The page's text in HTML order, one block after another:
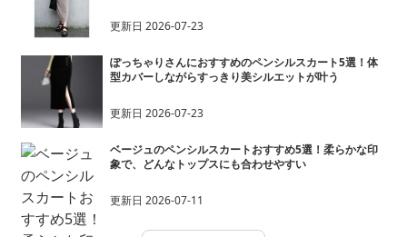
更新日 2026-07-23
ぽっちゃりさんにおすすめのペンシルスカート5選！体
型カバーしながらすっきり美シルエットが叶う
更新日 2026-07-23
ベージュのペンシルスカートおすすめ5選！柔らかな印
象で、どんなトップスにも合わせやすい
更新日 2026-07-11